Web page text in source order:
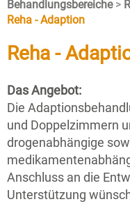
Behandlungsbereiche >
Reha - Adaption
Reha -
Das Angebot:
Die
und Doppelzimmern
drogenabhängige
Anschluss an die
Unterstützung